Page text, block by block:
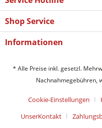
Shop Service
Informationen
* Alle Preise inkl. gesetzl.
Nachnahmegebühren,
Cookie-Einstellungen
UnserKontakt